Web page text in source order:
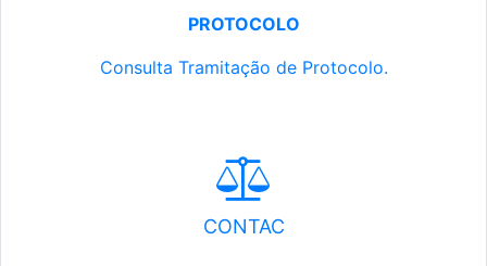
PROTOCOLO
Consulta Tramitação de Protocolo.
CONTAC